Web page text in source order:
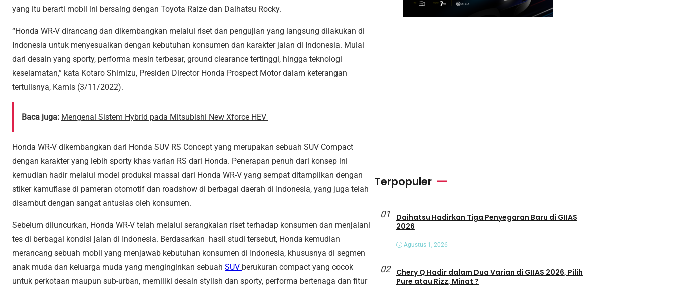
yang itu berarti mobil ini bersaing dengan Toyota Raize dan Daihatsu Rocky.
“Honda WR-V dirancang dan dikembangkan melalui riset dan pengujian yang langsung dilakukan di
Indonesia untuk menyesuaikan dengan kebutuhan konsumen dan karakter jalan di Indonesia. Mulai
dari desain yang sporty, performa mesin terbesar, ground clearance tertinggi, hingga teknologi
keselamatan,” kata Kotaro Shimizu, Presiden Director Honda Prospect Motor dalam keterangan
tertulisnya, Kamis (3/11/2022).
Baca juga: Mengenal Sistem Hybrid pada Mitsubishi New Xforce HEV
Honda WR-V dikembangkan dari Honda SUV RS Concept yang merupakan sebuah SUV Compact
dengan karakter yang lebih sporty khas varian RS dari Honda. Penerapan penuh dari konsep ini
kemudian hadir melalui model produksi massal dari Honda WR-V yang sempat ditampilkan dengan
stiker kamuflase di pameran otomotif dan roadshow di berbagai daerah di Indonesia, yang juga telah
disambut dengan sangat antusias oleh konsumen.
Sebelum diluncurkan, Honda WR-V telah melalui serangkaian riset terhadap konsumen dan menjalani
tes di berbagai kondisi jalan di Indonesia. Berdasarkan hasil studi tersebut, Honda kemudian
merancang sebuah mobil yang menjawab kebutuhan konsumen di Indonesia, khususnya di segmen
anak muda dan keluarga muda yang menginginkan sebuah SUV berukuran compact yang cocok
untuk perkotaan maupun sub-urban, memiliki desain stylish dan sporty, performa bertenaga dan fitur
Terpopuler
01
Daihatsu Hadirkan Tiga Penyegaran Baru di GIIAS
2026
Agustus 1, 2026
02
Chery Q Hadir dalam Dua Varian di GIIAS 2026, Pilih
Pure atau Rizz, Minat ?